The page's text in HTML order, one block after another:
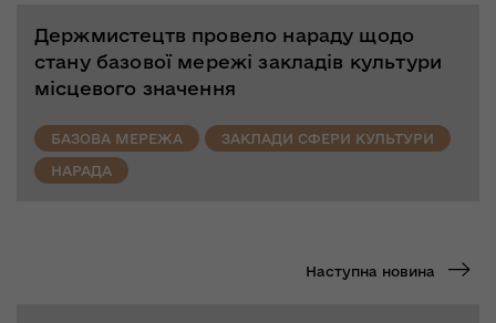
Держмистецтв провело нараду щодо
стану базової мережі закладів культури
місцевого значення
БАЗОВА МЕРЕЖА ЗАКЛАДИ СФЕРИ КУЛЬТУРИ
НАРАДА
Наступна новина